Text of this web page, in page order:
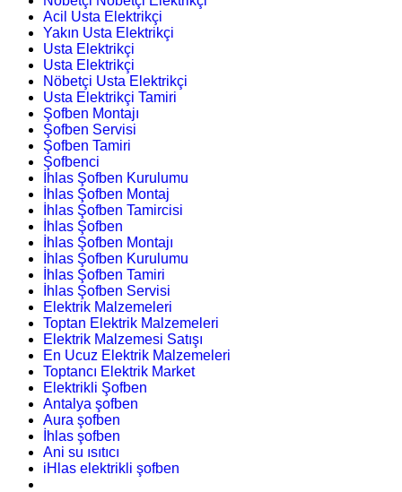
Acil Usta Elektrikçi
Yakın Usta Elektrikçi
Usta Elektrikçi
Usta Elektrikçi
Nöbetçi Usta Elektrikçi
Usta Elektrikçi Tamiri
Şofben Montajı
Şofben Servisi
Şofben Tamiri
Şofbenci
İhlas Şofben Kurulumu
İhlas Şofben Montaj
İhlas Şofben Tamircisi
İhlas Şofben
İhlas Şofben Montajı
İhlas Şofben Kurulumu
İhlas Şofben Tamiri
İhlas Şofben Servisi
Elektrik Malzemeleri
Toptan Elektrik Malzemeleri
Elektrik Malzemesi Satışı
En Ucuz Elektrik Malzemeleri
Toptancı Elektrik Market
Elektrikli Şofben
Antalya şofben
Aura şofben
İhlas şofben
Ani su ısıtıcı
iHlas elektrikli şofben